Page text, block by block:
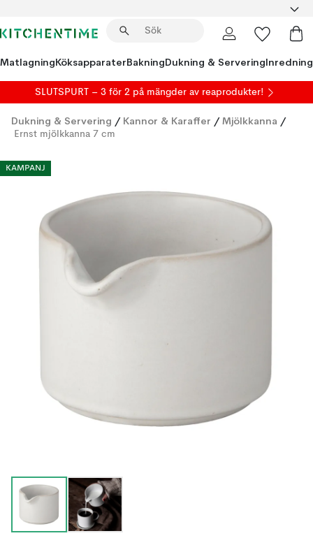
MatlagningKöksapparaterBakningDukning & ServeringInredning
SLUTSPURT – 3 för 2 på mängder av reaprodukter!
Dukning & Servering / Kannor & Karaffer / Mjölkkanna /
Ernst mjölkkanna 7 cm
KAMPANJ